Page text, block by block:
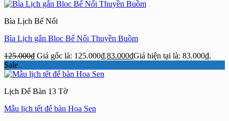
Bìa Lịch Bế Nổi
Bìa Lịch gắn Bloc Bế Nổi Thuyền Buồm
125.000₫ Giá gốc là: 125.000₫.83.000₫Giá hiện tại là: 83.000₫.
Sale
Lịch Để Bàn 13 Tờ
Mẫu lịch tết để bàn Hoa Sen